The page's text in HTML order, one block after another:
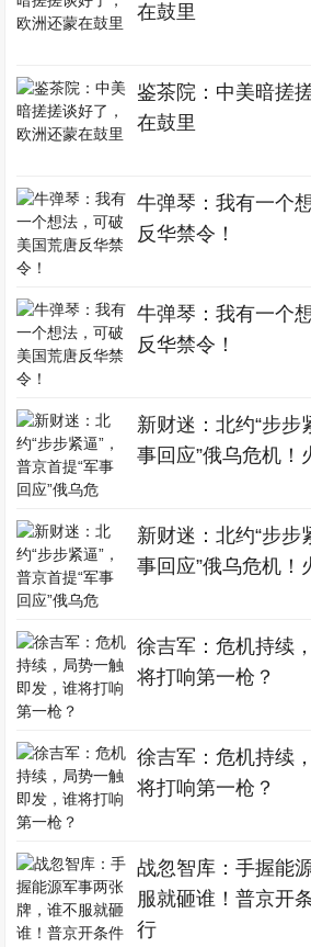
在鼓里
鉴茶院：中美暗搓
在鼓里
牛弹琴：我有一个
反华禁令！
牛弹琴：我有一个
反华禁令！
新财迷：北约“步步
事回应”俄乌危机！
新财迷：北约“步步
事回应”俄乌危机！
徐吉军：危机持续
将打响第一枪？
徐吉军：危机持续
将打响第一枪？
战忽智库：手握能
服就砸谁！普京开
行